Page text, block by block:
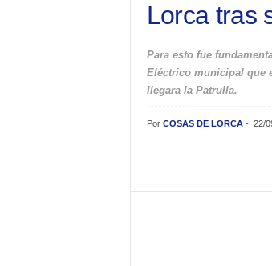
Lorca tras
Para esto fue
Eléctrico municipal que
llegara la Patrulla.
Por COSAS DE LORCA- 22/